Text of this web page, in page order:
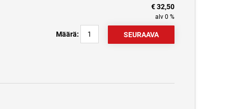
€ 32,50
alv 0 %
Määrä: